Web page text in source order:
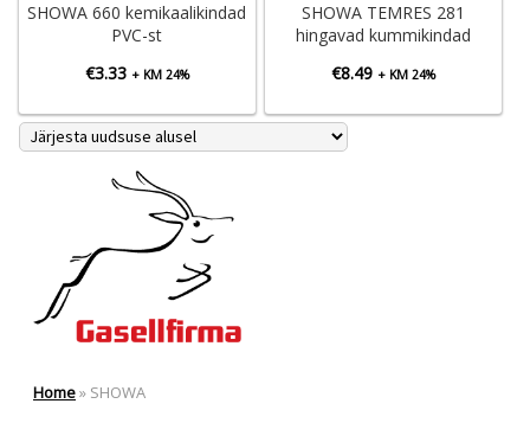
SHOWA 660 kemikaalikindad
PVC-st
€3.33 + KM 24%
SHOWA TEMRES 281
hingavad kummikindad
€8.49 + KM 24%
Home» SHOWA